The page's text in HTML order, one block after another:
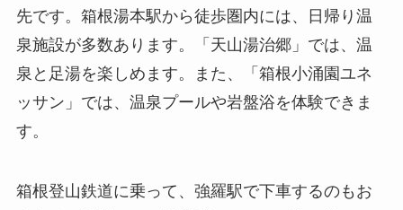
先です。箱根湯本駅から徒歩圏内には、日帰り温
泉施設が多数あります。「天山湯治郷」では、温
泉と足湯を楽しめます。また、「箱根小涌園ユネ
ッサン」では、温泉プールや岩盤浴を体験できま
す。
箱根登山鉄道に乗って、強羅駅で下車するのもお